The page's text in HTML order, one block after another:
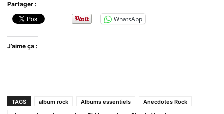
Partager :
WhatsApp
J’aime ça :
TAGS album rock Albums essentiels
Anecdotes Rock